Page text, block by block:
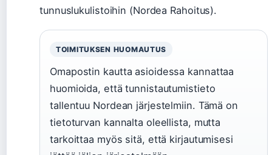
tunnuslukulistoihin (Nordea Rahoitus).
TOIMITUKSEN HUOMAUTUS
Omapostin kautta asioidessa kannattaa
huomioida, että tunnistautumistieto
tallentuu Nordean järjestelmiin. Tämä on
tietoturvan kannalta oleellista, mutta
tarkoittaa myös sitä, että kirjautumisesi